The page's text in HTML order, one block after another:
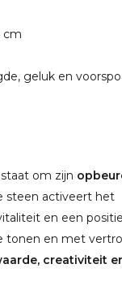
cm
geluk en
om zijn
steen activeert het
en een
tonen en met
creativiteit